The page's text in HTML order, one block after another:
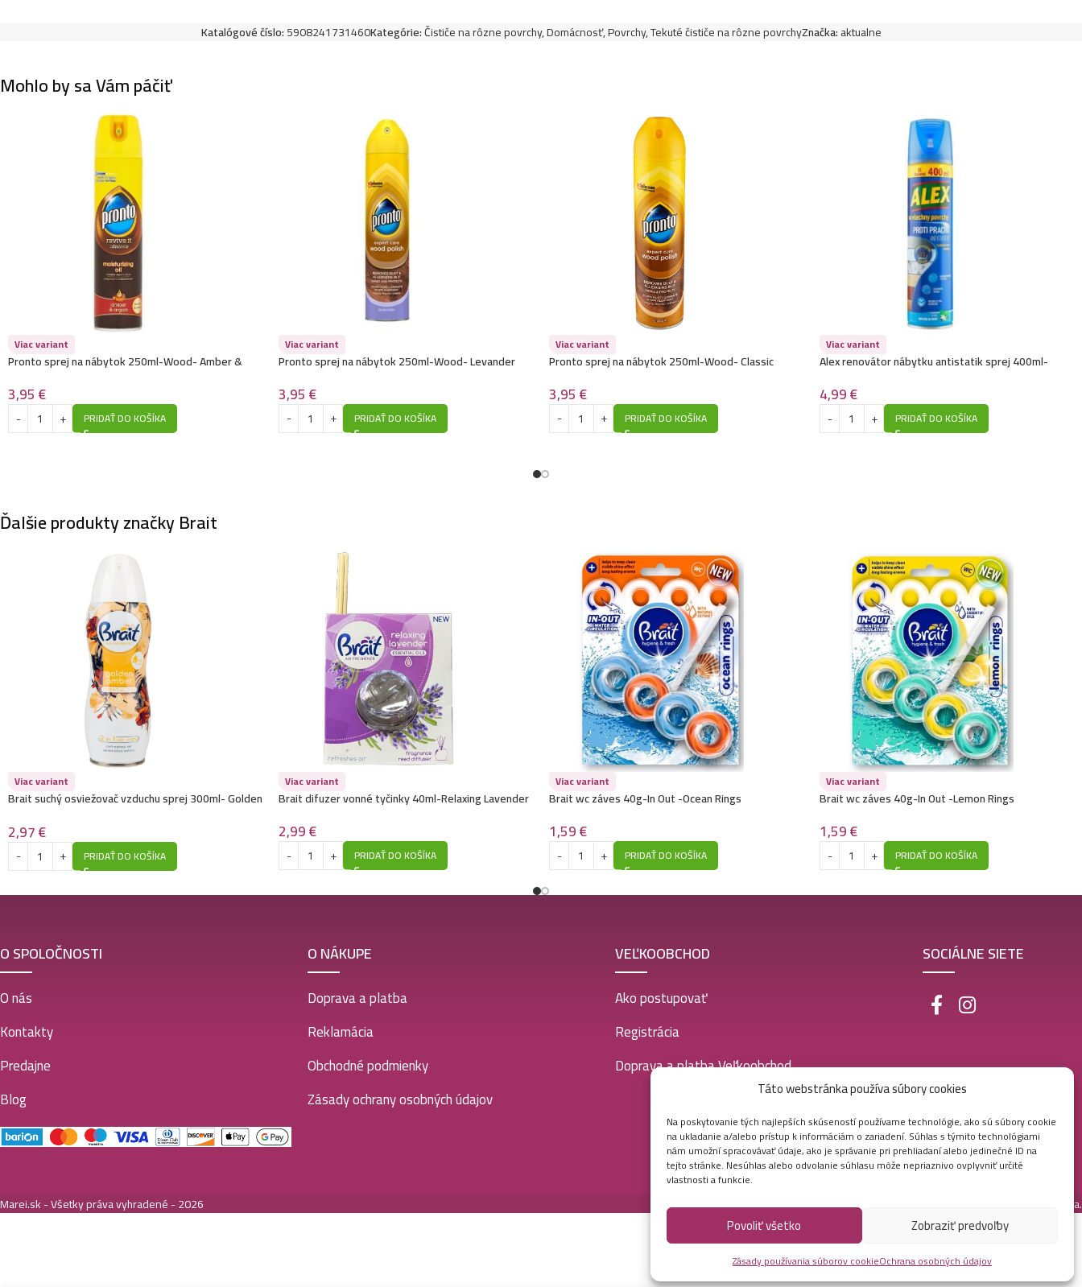
Táto webstránka používa súbory cookies
Na poskytovanie tých najlepších skúseností používame technológie, ako sú súbory cookie
na ukladanie a/alebo prístup k informáciám o zariadení. Súhlas s týmito technológiami
nám umožní spracovávať údaje, ako je správanie pri prehliadaní alebo jedinečné ID na
tejto stránke. Nesúhlas alebo odvolanie súhlasu môže nepriaznivo ovplyvniť určité
vlastnosti a funkcie.
Povoliť všetko Zobraziť predvoľby
Zásady používania súborov cookieOchrana osobných údajov
Katalógové číslo:5908241731460Kategórie:Čističe na rôzne povrchy,Domácnosť,Povrchy,Tekuté čističe na rôzne povrchyZnačka:aktualne
Mohlo by sa Vám páčiť
Viac variant
Pronto sprej na nábytok 250ml-Wood- Amber &
3,95€
PRIDAŤ DO KOŠÍKA
Viac variant
Pronto sprej na nábytok 250ml-Wood- Levander
3,95€
PRIDAŤ DO KOŠÍKA
Viac variant
Pronto sprej na nábytok 250ml-Wood- Classic
3,95€
PRIDAŤ DO KOŠÍKA
Viac variant
Alex renovátor nábytku antistatik sprej 400ml-
4,99€
PRIDAŤ DO KOŠÍKA
Ďalšie produkty značky Brait
Viac variant
Brait suchý osviežovač vzduchu sprej 300ml- Golden
2,97€
PRIDAŤ DO KOŠÍKA
Viac variant
Brait difuzer vonné tyčinky 40ml-Relaxing Lavender
2,99€
PRIDAŤ DO KOŠÍKA
Viac variant
Brait wc záves 40g-In Out -Ocean Rings
1,59€
PRIDAŤ DO KOŠÍKA
Viac variant
Brait wc záves 40g-In Out -Lemon Rings
1,59€
PRIDAŤ DO KOŠÍKA
O SPOLOČNOSTI
O nás
Kontakty
Predajne
Blog
O NÁKUPE
Doprava a platba
Reklamácia
Obchodné podmienky
Zásady ochrany osobných údajov
VEĽKOOBCHOD
Ako postupovať
Registrácia
Doprava a platba Veľkoobchod
SOCIÁLNE SIETE
Marei.sk - Všetky práva vyhradené - 2026 Ametica.